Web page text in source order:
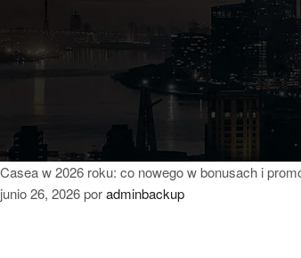
Casea w 2026 roku: co nowego w bonusach i
junio 26, 2026poradminbackup